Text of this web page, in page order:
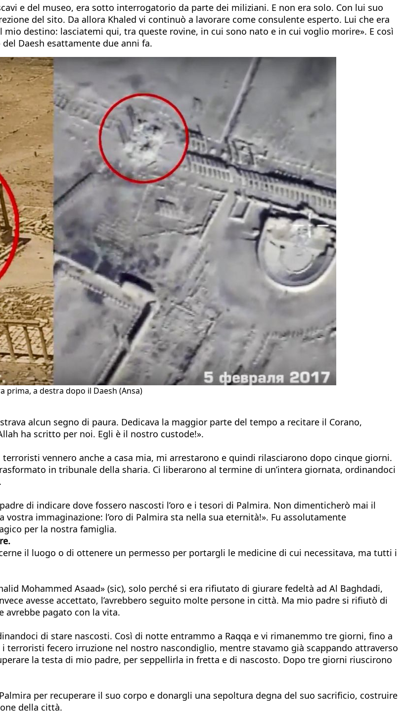
e del museo, era sotto interrogatorio da parte dei miliziani. E non era solo. Con lui suo
del sito. Da allora Khaled vi continuò a lavorare come consulente esperto. Lui che era
destino: lasciatemi qui, tra queste rovine, in cui sono nato e in cui voglio morire». E così
Daesh esattamente due anni fa.
prima, a destra dopo il Daesh (Ansa)
alcun segno di paura. Dedicava la maggior parte del tempo a recitare il Corano,
ha scritto per noi. Egli è il nostro custode!».
vennero anche a casa mia, mi arrestarono e quindi rilasciarono dopo cinque giorni.
in tribunale della sharia. Ci liberarono al termine di un’intera giornata, ordinandoci
di indicare dove fossero nascosti l’oro e i tesori di Palmira. Non dimenticherò mai il
immaginazione: l’oro di Palmira sta nella sua eternità!». Fu assolutamente
per la nostra famiglia.
il luogo o di ottenere un permesso per portargli le medicine di cui necessitava, ma tutti i
Mohammed Asaad» (sic), solo perché si era rifiutato di giurare fedeltà ad Al Baghdadi,
avesse accettato, l’avrebbero seguito molte persone in città. Ma mio padre si rifiutò di
avrebbe pagato con la vita.
di stare nascosti. Così di notte entrammo a Raqqa e vi rimanemmo tre giorni, fino a
terroristi fecero irruzione nel nostro nascondiglio, mentre stavamo già scappando attraverso
la testa di mio padre, per seppellirla in fretta e di nascosto. Dopo tre giorni riuscirono
per recuperare il suo corpo e donargli una sepoltura degna del suo sacrificio, costruire
della città.